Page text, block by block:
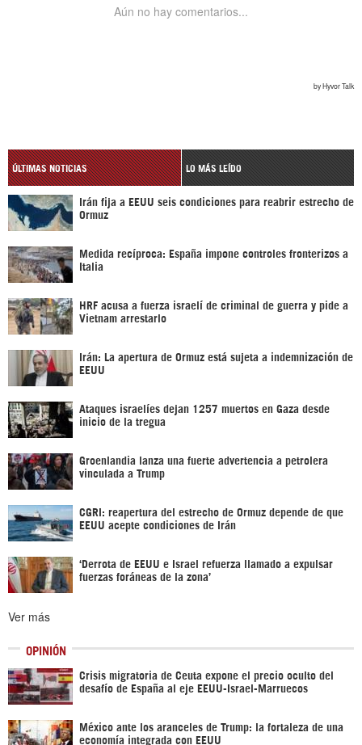
ÚLTIMAS NOTICIAS LO MÁS LEÍDO
Irán fija a EEUU seis condiciones para reabrir estrecho de
Ormuz
Medida recíproca: España impone controles fronterizos a
Italia
HRF acusa a fuerza israelí de criminal de guerra y pide a
Vietnam arrestarlo
Irán: La apertura de Ormuz está sujeta a indemnización de
EEUU
Ataques israelíes dejan 1257 muertos en Gaza desde
inicio de la tregua
Groenlandia lanza una fuerte advertencia a petrolera
vinculada a Trump
CGRI: reapertura del estrecho de Ormuz depende de que
EEUU acepte condiciones de Irán
‘Derrota de EEUU e Israel refuerza llamado a expulsar
fuerzas foráneas de la zona’
Ver más
OPINIÓN
Crisis migratoria de Ceuta expone el precio oculto del
desafío de España al eje EEUU-Israel-Marruecos
México ante los aranceles de Trump: la fortaleza de una
economía integrada con EEUU